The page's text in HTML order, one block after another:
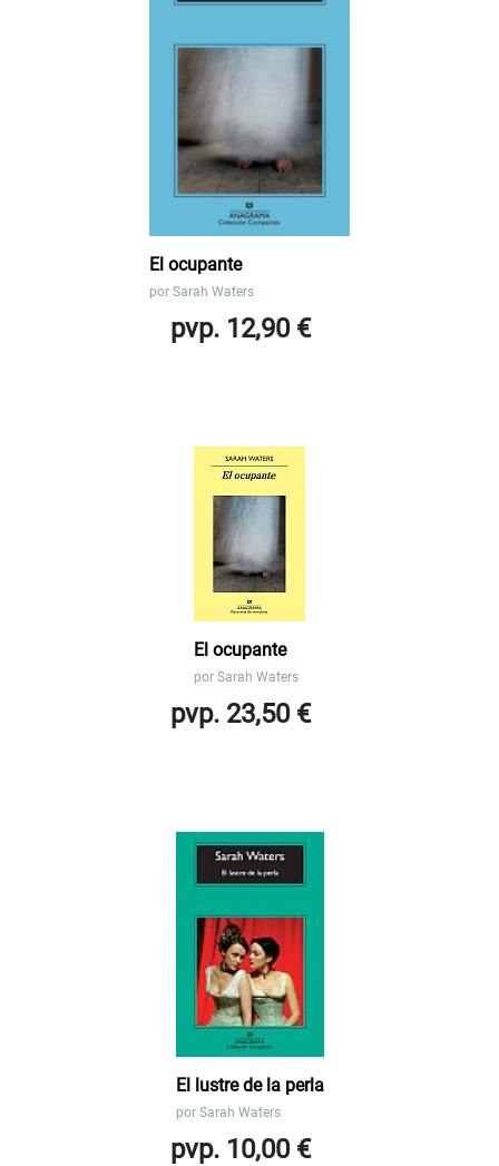
El ocupante
por Sarah Waters
pvp. 12,90 €
El ocupante
por Sarah Waters
pvp. 23,50 €
El lustre de la perla
por Sarah Waters
pvp. 10,00 €